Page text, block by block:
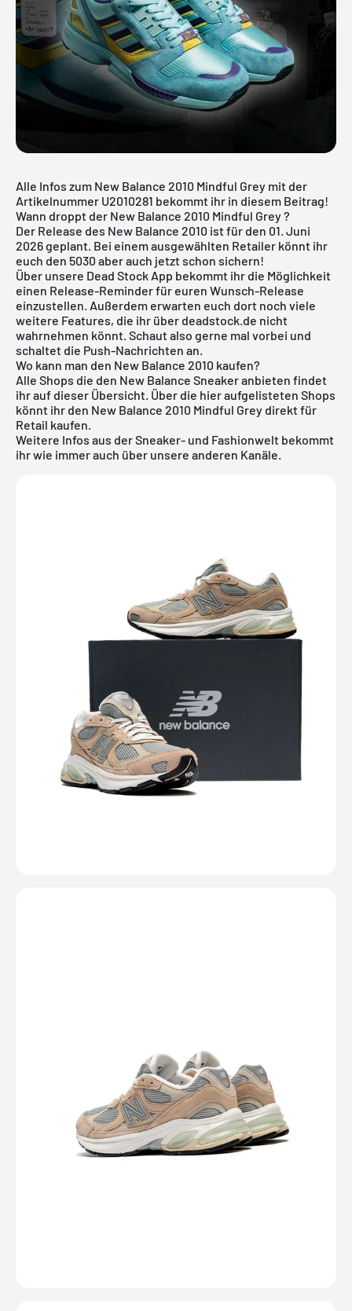
Alle Infos zum New Balance 2010 Mindful Grey mit der
Artikelnummer U2010281 bekommt ihr in diesem Beitrag!
Wann droppt der New Balance 2010 Mindful Grey ?
Der Release des New Balance 2010 ist für den 01. Juni
2026 geplant. Bei einem ausgewählten Retailer könnt ihr
euch den 5030 aber auch jetzt schon sichern!
Über unsere Dead Stock App bekommt ihr die Möglichkeit
einen Release-Reminder für euren Wunsch-Release
einzustellen. Außerdem erwarten euch dort noch viele
weitere Features, die ihr über deadstock.de nicht
wahrnehmen könnt. Schaut also gerne mal vorbei und
schaltet die Push-Nachrichten an.
Wo kann man den New Balance 2010 kaufen?
Alle Shops die den New Balance Sneakeranbieten findet
ihr auf dieser Übersicht. Über die hier aufgelisteten Shops
könnt ihr den New Balance 2010 Mindful Grey direkt für
Retail kaufen.
Weitere Infos aus derSneaker- und Fashionwelt bekommt
ihr wie immer auch über unsere anderen Kanäle.